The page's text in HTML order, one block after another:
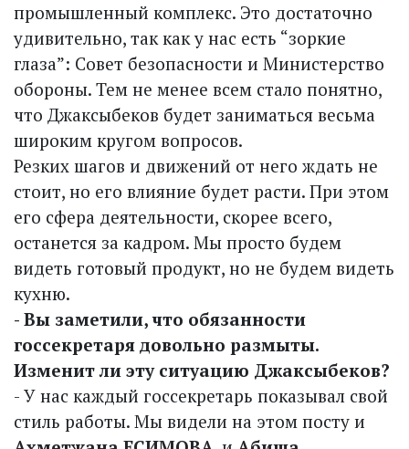
промышленный комплекс. Это достаточно
удивительно, так как у нас есть “зоркие
глаза”: Совет безопасности и Министерство
обороны. Тем не менее всем стало понятно,
что Джаксыбеков будет заниматься весьма
широким кругом вопросов.
Резких шагов и движений от него ждать не
стоит, но его влияние будет расти. При этом
его сфера деятельности, скорее всего,
останется за кадром. Мы просто будем
видеть готовый продукт, но не будем видеть
кухню.
- Вы заметили, что обязанности
госсекретаря довольно размыты.
Изменит ли эту ситуацию Джаксыбеков?
- У нас каждый госсекретарь показывал свой
стиль работы. Мы видели на этом посту и